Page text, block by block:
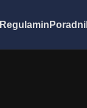
Regulamin